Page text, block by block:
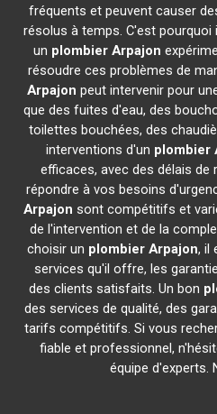
fréquents et peuvent causer
résolus à temps. C'est
un plombier Arpajon
résoudre ces problèmes de
Arpajon peut intervenir pour
que des fuites d'eau, des
toilettes bouchées, des
interventions d'un plombier
efficaces, avec des délais
répondre à vos besoins
Arpajon sont compétitifs et
de l'intervention et de la
choisir un plombier Arpajon, il
services qu'il offre, les
des clients satisfaits. Un bon
des services de qualité, des
tarifs compétitifs. Si vous
fiable et professionnel,
équipe d'experts.